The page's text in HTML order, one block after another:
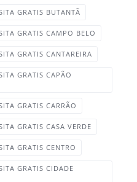
GRATIS BUTANTÃ
GRATIS CAMPO BELO
GRATIS CANTAREIRA
GRATIS CAPÃO
GRATIS CARRÃO‎
GRATIS CASA VERDE
GRATIS CENTRO
GRATIS CIDADE